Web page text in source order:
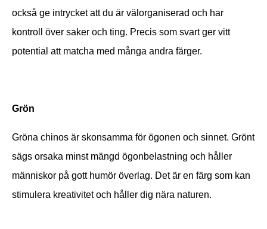
också ge intrycket att du är välorganiserad och har
kontroll över saker och ting. Precis som svart ger vitt
potential att matcha med många andra färger.
Grön
Gröna chinos är skonsamma för ögonen och sinnet. Grönt
sägs orsaka minst mängd ögonbelastning och håller
människor på gott humör överlag. Det är en färg som kan
stimulera kreativitet och håller dig nära naturen.